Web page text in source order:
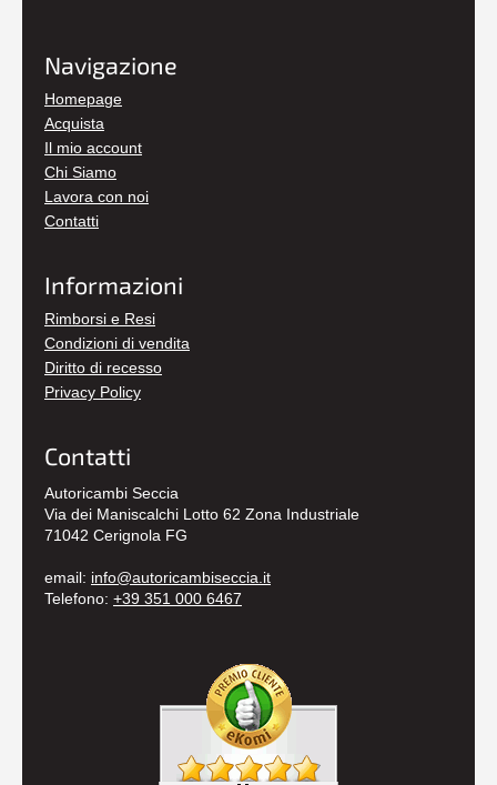
Navigazione
Homepage
Acquista
Il mio account
Chi Siamo
Lavora con noi
Contatti
Informazioni
Rimborsi e Resi
Condizioni di vendita
Diritto di recesso
Privacy Policy
Contatti
Autoricambi Seccia
Via dei Maniscalchi Lotto 62 Zona Industriale
71042 Cerignola FG
email: info@autoricambiseccia.it
Telefono: +39 351 000 6467